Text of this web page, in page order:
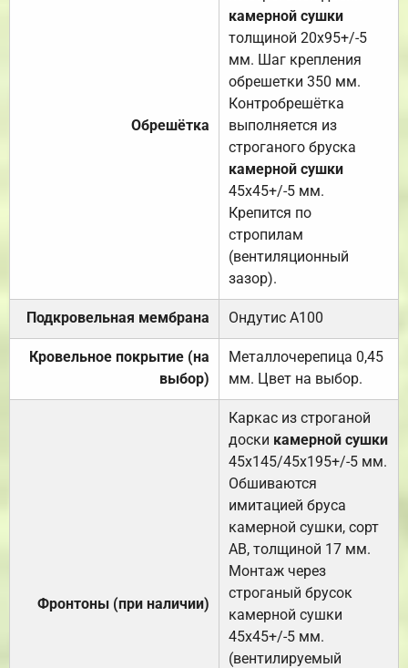
Обрешётка
камерной сушки
толщиной 20х95+/-5
мм. Шаг крепления
обрешетки 350 мм.
Контробрешётка
выполняется из
строганого бруска
камерной сушки
45х45+/-5 мм.
Крепится по
стропилам
(вентиляционный
зазор).
Подкровельная мембрана Ондутис А100
Кровельное покрытие (на
выбор)
Металлочерепица 0,45
мм. Цвет на выбор.
Фронтоны (при наличии)
Каркас из строганой
доски камерной сушки
45х145/45х195+/-5 мм.
Обшиваются
имитацией бруса
камерной сушки, сорт
АВ, толщиной 17 мм.
Монтаж через
строганый брусок
камерной сушки
45х45+/-5 мм.
(вентилируемый